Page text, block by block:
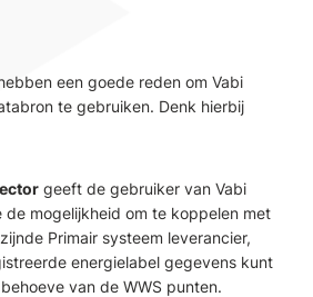
een goede reden om Vabi
te gebruiken. Denk hierbij
geeft de gebruiker van Vabi
de mogelijkheid om te koppelen met
Primair systeem leverancier,
energielabel gegevens kunt
van de WWS punten.